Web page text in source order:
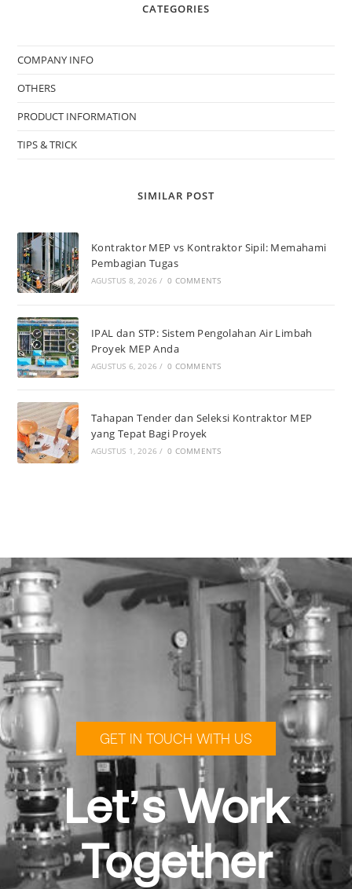
CATEGORIES
COMPANY INFO
OTHERS
PRODUCT INFORMATION
TIPS & TRICK
SIMILAR POST
Kontraktor MEP vs Kontraktor Sipil: Memahami
Pembagian Tugas
AGUSTUS 8, 2026 / 0 COMMENTS
IPAL dan STP: Sistem Pengolahan Air Limbah
Proyek MEP Anda
AGUSTUS 6, 2026 / 0 COMMENTS
Tahapan Tender dan Seleksi Kontraktor MEP
yang Tepat Bagi Proyek
AGUSTUS 1, 2026 / 0 COMMENTS
GET IN TOUCH WITH US
Let’s Work
Together